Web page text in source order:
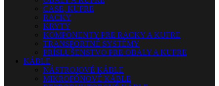
CASE, KUFRE
RACKY
KRYTY
KOMPONENTY PRE RACKY A KUFRE
TRANSPORTNÉ SYSTÉMY
PRÍSLUŠENSTVO PRE OBALY A KUFRE
KÁBLE
NÁSTROJOVÉ KÁBLE
MIKROFÓNOVÉ KÁBLE